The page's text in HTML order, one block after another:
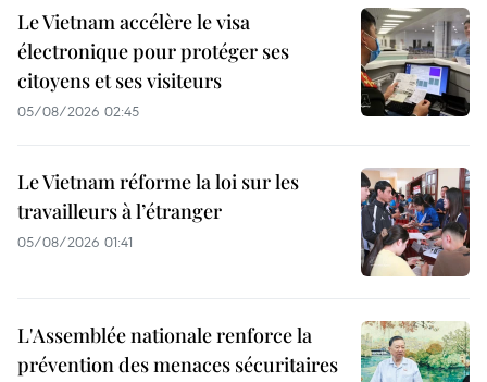
Le Vietnam accélère le visa
électronique pour protéger ses
citoyens et ses visiteurs
05/08/2026 02:45
Le Vietnam réforme la loi sur les
travailleurs à l’étranger
05/08/2026 01:41
L'Assemblée nationale renforce la
prévention des menaces sécuritaires